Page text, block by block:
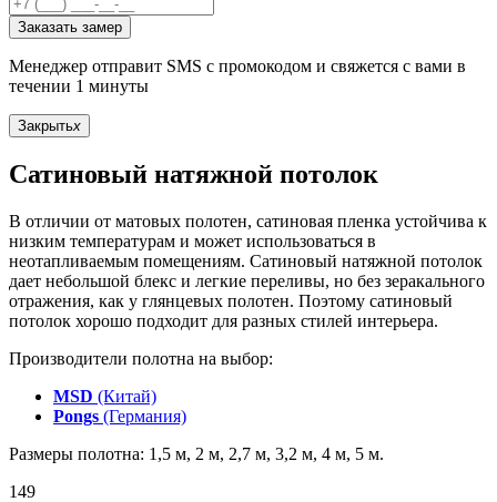
Заказать замер
Менеджер отправит SMS с промокодом и свяжется с вами в
течении 1 минуты
Закрытьx
Сатиновый натяжной потолок
В отличии от матовых полотен, сатиновая пленка устойчива к
низким температурам и может использоваться в
неотапливаемым помещениям. Сатиновый натяжной потолок
дает небольшой блекс и легкие переливы, но без зеракального
отражения, как у глянцевых полотен. Поэтому сатиновый
потолок хорошо подходит для разных стилей интерьера.
Производители полотна на выбор:
MSD (Китай)
Pongs (Германия)
Размеры полотна: 1,5 м, 2 м, 2,7 м, 3,2 м, 4 м, 5 м.
149